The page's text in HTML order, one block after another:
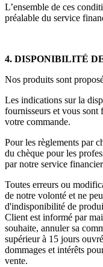
L’ensemble de ces
préalable du service
4. DISPONIBILITÉ
Nos produits sont
Les indications sur la
fournisseurs et vous sont
votre commande.
Pour les règlements par
du chèque pour les
par notre service
Toutes erreurs ou
de notre volonté et ne
d'indisponibilité de
Client est informé par
souhaite, annuler sa
supérieur à 15 jours
dommages et intérêts
vente.